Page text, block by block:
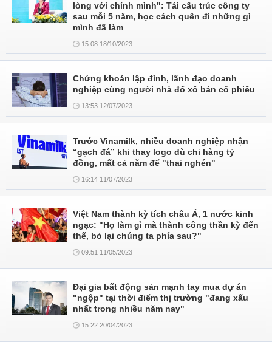
lòng với chính mình": Tái cấu trúc công ty
sau mỗi 5 năm, học cách quên đi những gì
mình đã làm
15:08 18/10/2023
Chứng khoán lập đỉnh, lãnh đạo doanh
nghiệp cùng người nhà đổ xô bán cổ phiếu
13:53 12/07/2023
Trước Vinamilk, nhiều doanh nghiệp nhận
“gạch đá” khi thay logo dù chi hàng tỷ
đồng, mất cả năm để "thai nghén"
16:14 11/07/2023
Việt Nam thành kỳ tích châu Á, 1 nước kinh
ngạc: "Họ làm gì mà thành công thần kỳ đến
thế, bỏ lại chúng ta phía sau?"
09:51 11/05/2023
Đại gia bất động sản mạnh tay mua dự án
"ngộp" tại thời điểm thị trường "đang xấu
nhất trong nhiều năm nay"
15:22 20/04/2023